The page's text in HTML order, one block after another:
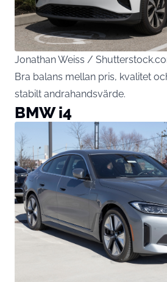
Jonathan Weiss /
Bra balans mellan pris, kvalitet
stabilt andrahandsvärde.
BMW i4